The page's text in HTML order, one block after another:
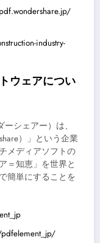
industry-
ウェアについ
シェアー）は、
）」という企業
メディアソフトの
＝知恵」を世界と
簡単にすることを